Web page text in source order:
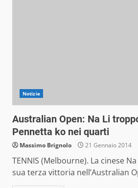
Notizie
Australian Open: Na Li
Pennetta ko nei quarti
Massimo Brignolo 21 Gennaio 2014
TENNIS (Melbourne). La cinese
sua terza vittoria nell’Australian